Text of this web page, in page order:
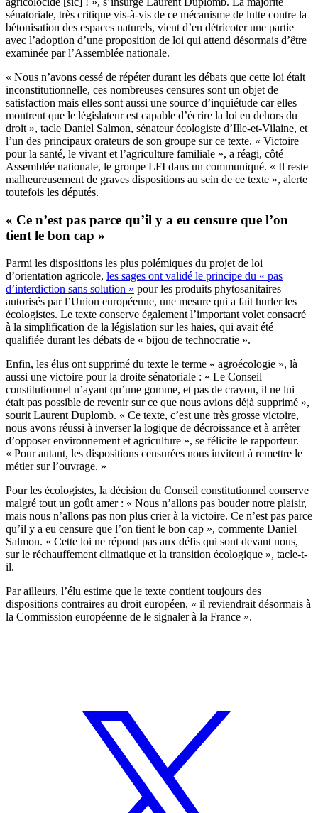
sénatoriale, très critique vis-à-vis de ce mécanisme de lutte contre la
bétonisation des espaces naturels, vient d’en détricoter une partie
avec l’adoption d’une proposition de loi qui attend désormais d’être
examinée par l’Assemblée nationale.
« Nous n’avons cessé de répéter durant les débats que cette loi était
inconstitutionnelle, ces nombreuses censures sont un objet de
satisfaction mais elles sont aussi une source d’inquiétude car elles
montrent que le législateur est capable d’écrire la loi en dehors du
droit », tacle Daniel Salmon, sénateur écologiste d’Ille-et-Vilaine, et
l’un des principaux orateurs de son groupe sur ce texte. « Victoire
pour la santé, le vivant et l’agriculture familiale », a réagi, côté
Assemblée nationale, le groupe LFI dans un communiqué. « Il reste
malheureusement de graves dispositions au sein de ce texte », alerte
toutefois les députés.
« Ce n’est pas parce qu’il y a eu censure que l’on
tient le bon cap »
Parmi les dispositions les plus polémiques du projet de loi
d’orientation agricole, les sages ont validé le principe du « pas
d’interdiction sans solution » pour les produits phytosanitaires
autorisés par l’Union européenne, une mesure qui a fait hurler les
écologistes. Le texte conserve également l’important volet consacré
à la simplification de la législation sur les haies, qui avait été
qualifiée durant les débats de « bijou de technocratie ».
Enfin, les élus ont supprimé du texte le terme « agroécologie », là
aussi une victoire pour la droite sénatoriale : « Le Conseil
constitutionnel n’ayant qu’une gomme, et pas de crayon, il ne lui
était pas possible de revenir sur ce que nous avions déjà supprimé »,
sourit Laurent Duplomb. « Ce texte, c’est une très grosse victoire,
nous avons réussi à inverser la logique de décroissance et à arrêter
d’opposer environnement et agriculture », se félicite le rapporteur.
« Pour autant, les dispositions censurées nous invitent à remettre le
métier sur l’ouvrage. »
Pour les écologistes, la décision du Conseil constitutionnel conserve
malgré tout un goût amer : « Nous n’allons pas bouder notre plaisir,
mais nous n’allons pas non plus crier à la victoire. Ce n’est pas parce
qu’il y a eu censure que l’on tient le bon cap », commente Daniel
Salmon. « Cette loi ne répond pas aux défis qui sont devant nous,
sur le réchauffement climatique et la transition écologique », tacle-t-
il.
Par ailleurs, l’élu estime que le texte contient toujours des
dispositions contraires au droit européen, « il reviendrait désormais à
la Commission européenne de le signaler à la France ».